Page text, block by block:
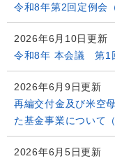
令和8年第2回定例会
2026年6月10日更新
令和8年 本会議 第1
2026年6月9日更新
再編交付金及び米空
た基金事業について
2026年6月5日更新